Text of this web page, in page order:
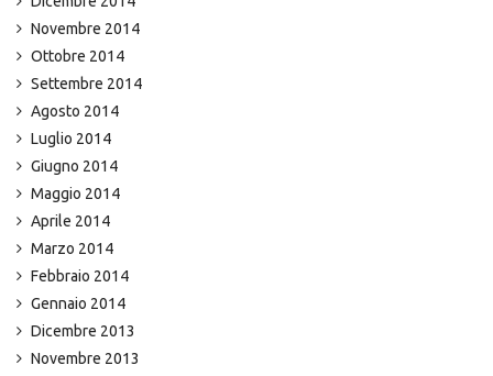
Novembre 2014
Ottobre 2014
Settembre 2014
Agosto 2014
Luglio 2014
Giugno 2014
Maggio 2014
Aprile 2014
Marzo 2014
Febbraio 2014
Gennaio 2014
Dicembre 2013
Novembre 2013